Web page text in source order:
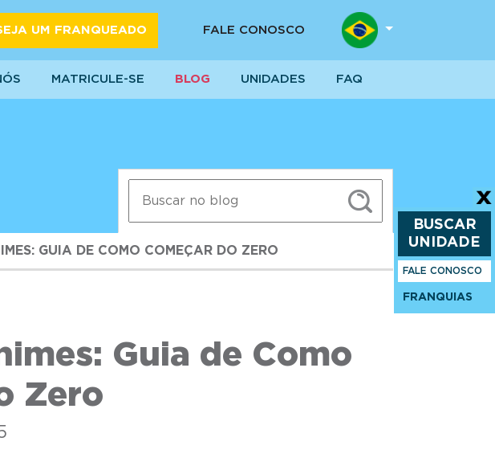
UM FRANQUEADO FALE CONOSCO
MATRICULE-SE BLOG UNIDADES FAQ
GUIA DE COMO COMEÇAR DO ZERO
Guia de Como
Zero
BUSCAR
UNIDADE
FALE CONOSCO
FRANQUIAS